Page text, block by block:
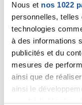
Nous et nos 1022
personnelles, telles
technologies
à des informations
publicités et du
mesures de
ainsi que de
ainsi le
présent pour
dernières
son dernier
son long voyage
Merci pour votre
certaines d'entre
venir, et surtout
votre présence
sommeil. Danielle